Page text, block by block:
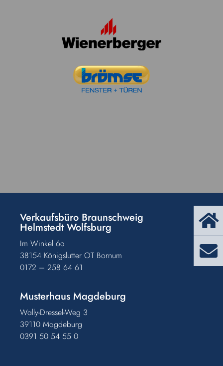
Verkaufsbüro Braunschweig
Helmstedt Wolfsburg
Im Winkel 6a
38154 Königslutter OT Bornum
0172 – 258 64 61
Musterhaus Magdeburg
Wally-Dressel-Weg 3
39110 Magdeburg
0391 50 54 55 0